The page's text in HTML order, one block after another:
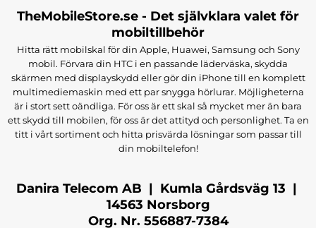
TheMobileStore.se - Det självklara valet för
mobiltillbehör
Hitta rätt mobilskal för din Apple, Huawei, Samsung och Sony
mobil. Förvara din HTC i en passande läderväska, skydda
skärmen med displayskydd eller gör din iPhone till en komplett
multimediemaskin med ett par snygga hörlurar. Möjligheterna
är i stort sett oändliga. För oss är ett skal så mycket mer än bara
ett skydd till mobilen, för oss är det attityd och personlighet. Ta en
titt i vårt sortiment och hitta prisvärda lösningar som passar till
din mobiltelefon!
Danira Telecom AB | Kumla Gårdsväg 13 |
14563 Norsborg
Org. Nr. 556887-7384